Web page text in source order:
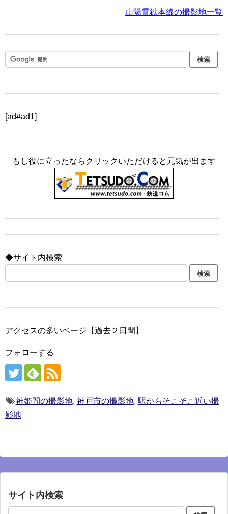
山陽電鉄本線の撮影地一覧
[ad#ad1]
もし役に立ったならクリックいただけると元気が出ます
◆サイト内検索
アクセスの多いページ【過去２日間】
フォローする
神姫間の撮影地, 神戸市の撮影地, 駅からそこそこ近い撮
影地
サイト内検索